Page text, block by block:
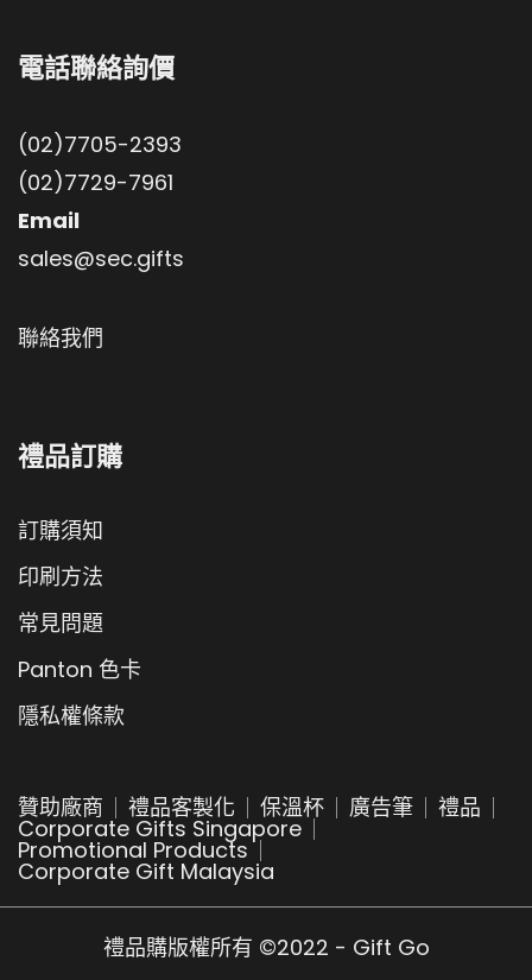
電話聯絡詢價
(02)7705-2393
(02)7729-7961
Email
sales@sec.gifts
聯絡我們
禮品訂購
訂購須知
印刷方法
常見問題
Panton 色卡
隱私權條款
贊助廠商 禮品客製化 保溫杯 廣告筆 禮品
Corporate Gifts Singapore
Promotional Products
Corporate Gift Malaysia
禮品購版權所有 ©2022 - Gift Go